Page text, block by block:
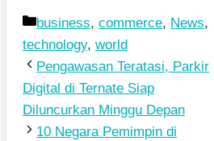
Kategori
business, commerce, News,
technology, world
Pengawasan Teratasi, Parkir
Digital di Ternate Siap
Diluncurkan Minggu Depan
10 Negara Pemimpin di